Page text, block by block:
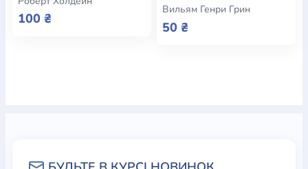
100 ₴
Вильям Генри Грин
50 ₴